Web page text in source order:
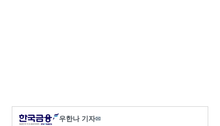
우한나 기자✉